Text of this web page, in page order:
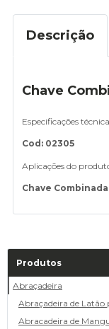
Descrição
Chave
Especificações
Cod: 02305
Aplicações do
Chave
Produtos
Abraçadeira
Abraçadeira de Latão
Abracadeira de